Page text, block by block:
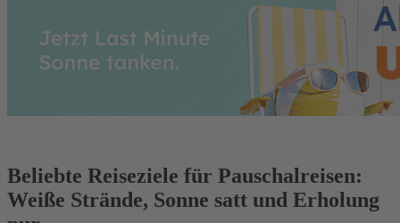
Beliebte Reiseziele für Pauschalreisen:
Weiße Strände, Sonne satt und Erholung